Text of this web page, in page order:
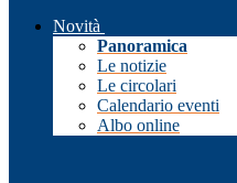
Novità
Panoramica
Le notizie
Le circolari
Calendario eventi
Albo online